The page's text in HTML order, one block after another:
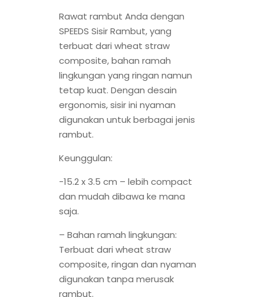
Rawat rambut Anda dengan
SPEEDS Sisir Rambut, yang
terbuat dari wheat straw
composite, bahan ramah
lingkungan yang ringan namun
tetap kuat. Dengan desain
ergonomis, sisir ini nyaman
digunakan untuk berbagai jenis
rambut.
Keunggulan:
-15.2 x 3.5 cm – lebih compact
dan mudah dibawa ke mana
saja.
– Bahan ramah lingkungan:
Terbuat dari wheat straw
composite, ringan dan nyaman
digunakan tanpa merusak
rambut.